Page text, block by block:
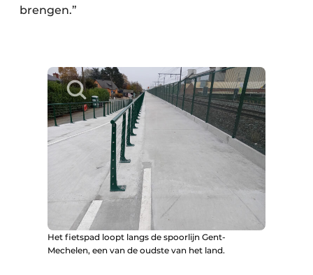
brengen.”
Het fietspad loopt langs de spoorlijn Gent-
Mechelen, een van de oudste van het land.